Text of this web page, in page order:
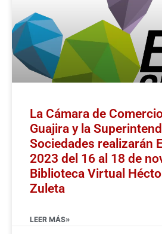
La Cámara de
Guajira y la
Sociedades realizarán
2023 del 16 al 18 de
Biblioteca Virtual
Zuleta
LEER MÁS»